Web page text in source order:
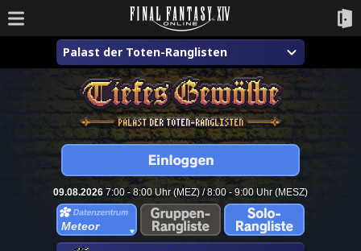
Palast der Toten-Ranglisten
09.08.2026 7:00 - 8:00 Uhr (MEZ) / 8:00 - 9:00 Uhr (MESZ)
Meteor